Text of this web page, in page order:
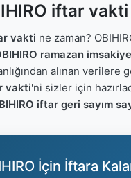
iftar
vakti ne zaman?
ramazan
alınan verilere
vakti'ni sizler için
iftar geri sayım
İçin İftara